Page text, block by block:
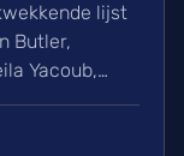
lijst
Butler,
Yacoub,
De